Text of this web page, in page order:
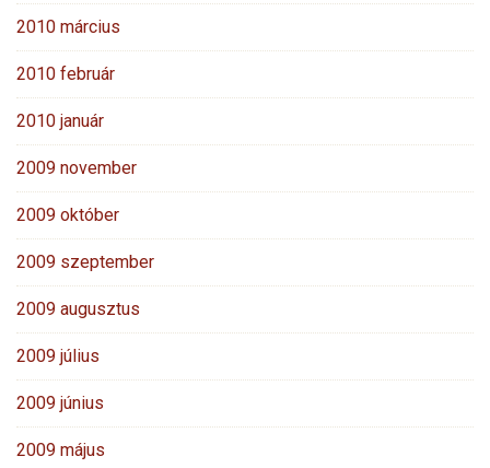
2010 március
2010 február
2010 január
2009 november
2009 október
2009 szeptember
2009 augusztus
2009 július
2009 június
2009 május